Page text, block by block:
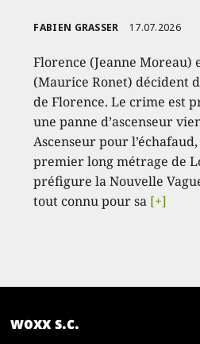
FABIEN GRASSER 17.07.2026
Florence (Jeanne Moreau)
(Maurice Ronet) décident
de Florence. Le crime est
une panne d’ascenseur
Ascenseur pour
premier long métrage de
préfigure la Nouvelle
tout connu pour sa [+]
woxx s.c.